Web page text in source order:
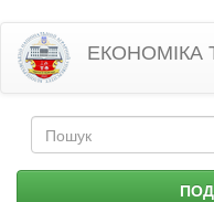
Перейти
основного
матеріалу
ЕКОНОМІКА
Пошукова
форма